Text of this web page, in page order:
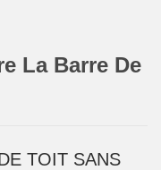
La Barre De
TOIT SANS